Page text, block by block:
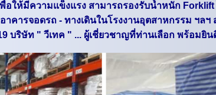
อให้มีความแข็งแรง สามารถรองรับน้ำหนัก
คารจอดรถ - ทางเดินในโรงงานอุตสาหกรรม ฯล
บริษัท " วีเทค " ... ผู้เชี่ยวชาญที่ท่านเลือก พร้อมยิ